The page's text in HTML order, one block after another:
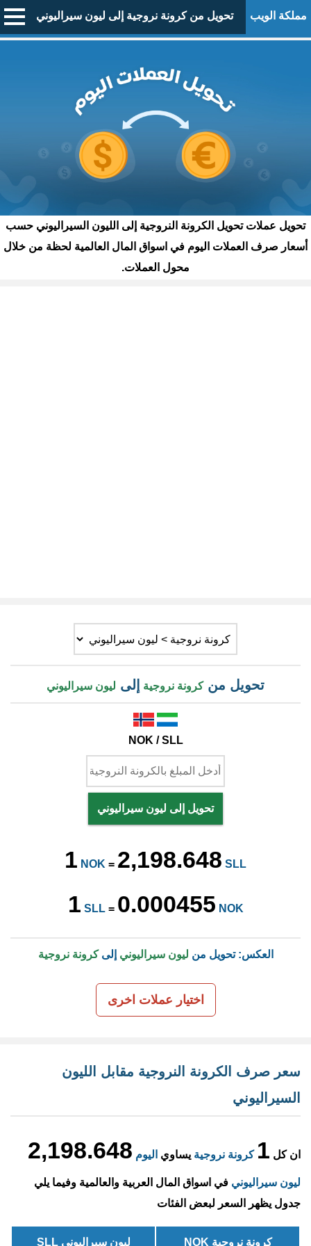
مملكة الويب تحويل من كرونة نروجية إلى ليون سيراليوني
تحويل عملات تحويل الكرونة النروجية إلى الليون السيراليوني حسب
أسعار صرف العملات اليوم في اسواق المال العالمية لحظة من خلال
محول العملات.
تحويل منكرونة نروجية إلى ليون سيراليوني
NOK / SLL
تحويل إلى ليون سيراليوني
1 NOK = 2,198.648 SLL
1 SLL= 0.000455 NOK
العكس: تحويل من ليون سيراليوني إلىكرونة نروجية
اختيار عملات اخرى
سعر صرف الكرونة النروجية مقابل الليون
السيراليوني
ان كل 1 كرونة نروجية يساوي اليوم 2,198.648
ليون سيراليوني في اسواق المال العربية والعالمية وفيما يلي
جدول يظهر السعر لبعض الفئات
كرونة نروجية NOK ليون سيراليوني SLL